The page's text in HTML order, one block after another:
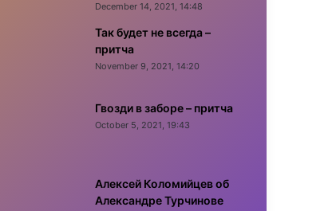
December 14, 2021, 14:48
Так будет не всегда –
притча
November 9, 2021, 14:20
Гвозди в заборе – притча
October 5, 2021, 19:43
Алексей Коломийцев об
Александре Турчинове